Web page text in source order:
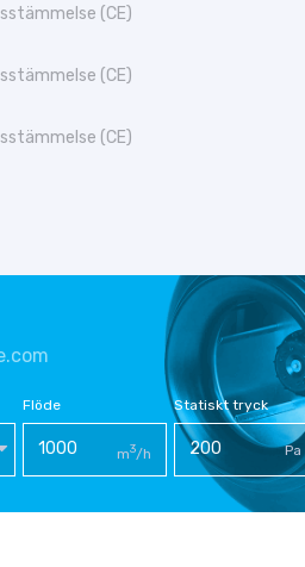
(CE)
(CE)
(CE)
Flöde
m3/h
Statiskt tryck
Pa